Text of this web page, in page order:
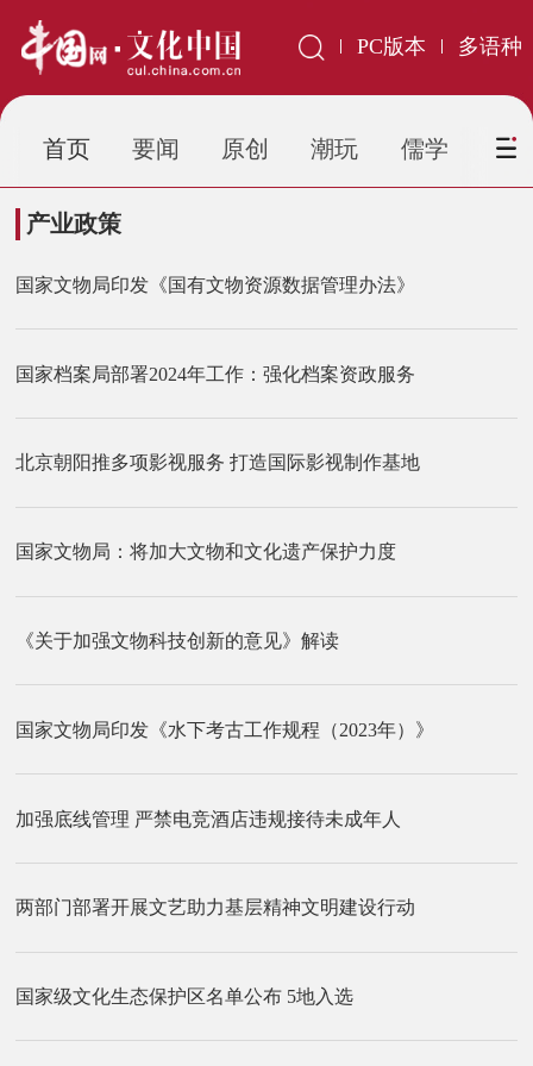
多语种
PC版本
首页 要闻 原创 潮玩 儒学 虹
产业政策
国家文物局印发《国有文物资源数据管理办法》
国家档案局部署2024年工作：强化档案资政服务
北京朝阳推多项影视服务 打造国际影视制作基地
国家文物局：将加大文物和文化遗产保护力度
《关于加强文物科技创新的意见》解读
国家文物局印发《水下考古工作规程（2023年）》
加强底线管理 严禁电竞酒店违规接待未成年人
两部门部署开展文艺助力基层精神文明建设行动
国家级文化生态保护区名单公布 5地入选